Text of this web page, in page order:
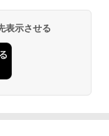
表示させる